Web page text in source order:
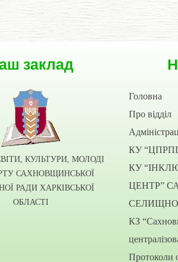
заклад
КУЛЬТУРИ, МОЛОДІ
САХНОВЩИНСЬКОЇ
РАДИ ХАРКІВСЬКОЇ
ОБЛАСТІ
Головна
Про відділ
КУ
КУ
ЦЕНТР”
КЗ
Протоколи